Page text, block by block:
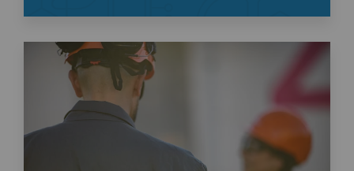
Gaz renouvelables et procédés durables
Gaz renouvelables et procédés
Pyrogazéification et gazéification